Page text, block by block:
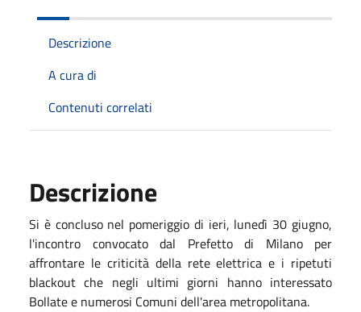
Descrizione
A cura di
Contenuti correlati
Descrizione
Si è concluso nel pomeriggio di ieri, lunedì 30 giugno,
l'incontro convocato dal Prefetto di Milano per
affrontare le criticità della rete elettrica e i ripetuti
blackout che negli ultimi giorni hanno interessato
Bollate e numerosi Comuni dell'area metropolitana.